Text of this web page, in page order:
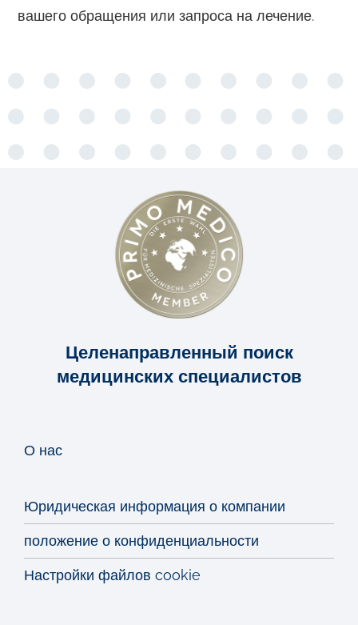
вашего обращения или запроса на лечение.
Целенаправленный поиск
медицинских специалистов
О нас
Юридическая информация о компании
положение о конфиденциальности
Настройки файлов cookie